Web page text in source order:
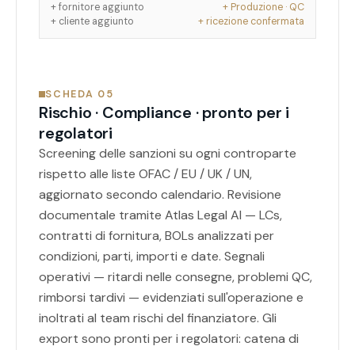
+ fornitore aggiunto
+ Produzione · QC
+ cliente aggiunto
+ ricezione confermata
SCHEDA 05
Rischio · Compliance · pronto per i
regolatori
Screening delle sanzioni su ogni controparte
rispetto alle liste OFAC / EU / UK / UN,
aggiornato secondo calendario. Revisione
documentale tramite Atlas Legal AI — LCs,
contratti di fornitura, BOLs analizzati per
condizioni, parti, importi e date. Segnali
operativi — ritardi nelle consegne, problemi QC,
rimborsi tardivi — evidenziati sull'operazione e
inoltrati al team rischi del finanziatore. Gli
export sono pronti per i regolatori: catena di